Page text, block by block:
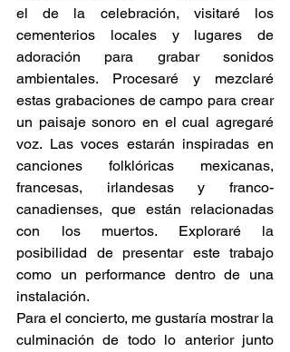
el de la celebración, visitaré los
cementerios locales y lugares de
adoración para grabar sonidos
ambientales. Procesaré y mezclaré
estas grabaciones de campo para crear
un paisaje sonoro en el cual agregaré
voz. Las voces estarán inspiradas en
canciones folklóricas mexicanas,
francesas, irlandesas y franco-
canadienses, que están relacionadas
con los muertos. Exploraré la
posibilidad de presentar este trabajo
como un performance dentro de una
instalación.
Para el concierto, me gustaría mostrar la
culminación de todo lo anterior junto